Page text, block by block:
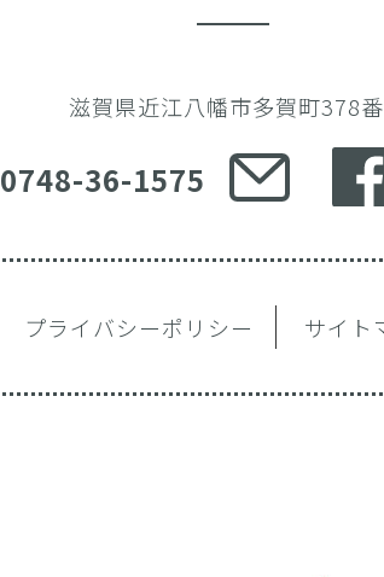
滋賀県近江八幡市多賀町378
0748-36-1575
プライバシーポリシー サイト